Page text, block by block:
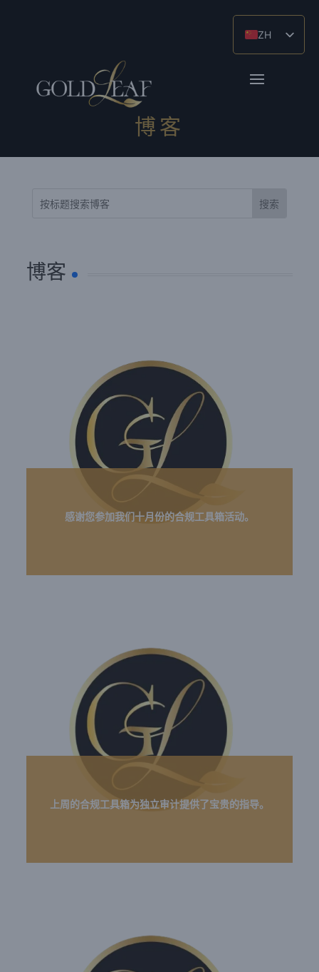
ZH
EN_GB
ES
博客
博客
感谢您参加我们十月份的合规工具箱活动。
上周的合规工具箱为独立审计提供了宝贵的指导。